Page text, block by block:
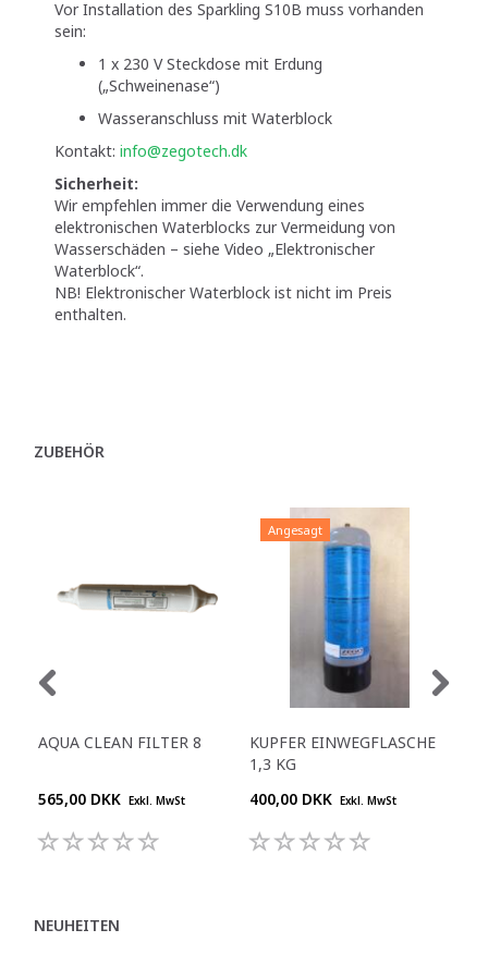
Vor Installation des Sparkling S10B muss vorhanden
sein:
1 x 230 V Steckdose mit Erdung
(„Schweinenase“)
Wasseranschluss mit Waterblock
Kontakt: info@zegotech.dk
Sicherheit:
Wir empfehlen immer die Verwendung eines
elektronischen Waterblocks zur Vermeidung von
Wasserschäden – siehe Video „Elektronischer
Waterblock“.
NB! Elektronischer Waterblock ist nicht im Preis
enthalten.
ZUBEHÖR
AQUA CLEAN FILTER 8
565,00 DKK Exkl. MwSt
Angesagt
KUPFER EINWEGFLASCHE
1,3 KG
400,00 DKK Exkl. MwSt
NEUHEITEN